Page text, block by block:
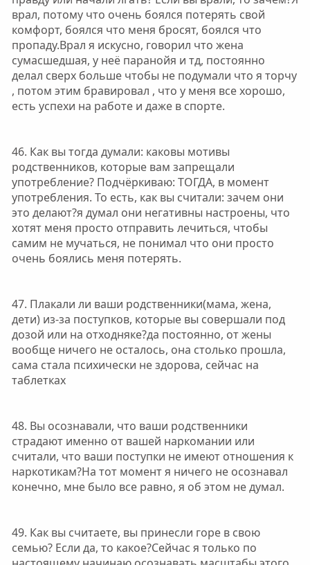
врал, потому что очень боялся потерять свой
комфорт, боялся что меня бросят, боялся что
пропаду.Врал я искусно, говорил что жена
сумасшедшая, у неё паранойя и тд, постоянно
делал сверх больше чтобы не подумали что я торчу
, потом этим бравировал , что у меня все хорошо,
есть успехи на работе и даже в спорте.
46. Как вы тогда думали: каковы мотивы
родственников, которые вам запрещали
употребление? Подчёркиваю: ТОГДА, в момент
употребления. То есть, как вы считали: зачем они
это делают?я думал они негативны настроены, что
хотят меня просто отправить лечиться, чтобы
самим не мучаться, не понимал что они просто
очень боялись меня потерять.
47. Плакали ли ваши родственники(мама, жена,
дети) из-за поступков, которые вы совершали под
дозой или на отходняке?да постоянно, от жены
вообще ничего не осталось, она столько прошла,
сама стала психически не здорова, сейчас на
таблетках
48. Вы осознавали, что ваши родственники
страдают именно от вашей наркомании или
считали, что ваши поступки не имеют отношения к
наркотикам?На тот момент я ничего не осознавал
конечно, мне было все равно, я об этом не думал.
49. Как вы считаете, вы принесли горе в свою
семью? Если да, то какое?Сейчас я только по